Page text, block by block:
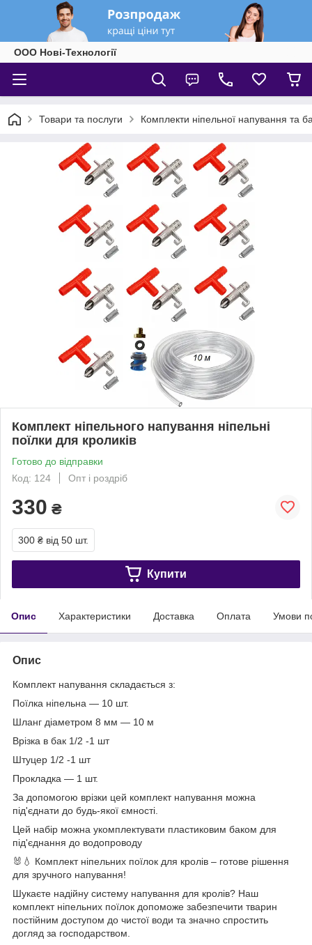
ООО Нові-Технології
Товари та послуги Комплекти ніпельної напування та
Комплект ніпельного напування ніпельні
поїлки для кроликів
Готово до відправки
Код: 124
Опт і роздріб
330 ₴
300 ₴ від 50 шт.
Купити
Опис Характеристики Доставка Оплата Умови
Опис
Комплект напування складається з:
Поїлка ніпельна — 10 шт.
Шланг діаметром 8 мм — 10 м
Врізка в бак 1/2 -1 шт
Штуцер 1/2 -1 шт
Прокладка — 1 шт.
За допомогою врізки цей комплект напування можна
під'єднати до будь-якої ємності.
Цей набір можна укомплектувати пластиковим баком для
під'єднання до водопроводу
🐰💧 Комплект ніпельних поїлок для кролів – готове рішення
для зручного напування!
Шукаєте надійну систему напування для кролів? Наш
комплект ніпельних поїлок допоможе забезпечити тварин
постійним доступом до чистої води та значно спростить
догляд за господарством.